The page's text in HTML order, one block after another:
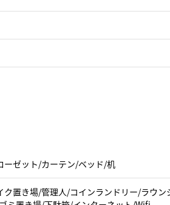
ーゼット/カーテン/ベッド/机
置き場/管理人/コインランドリー/ラウ